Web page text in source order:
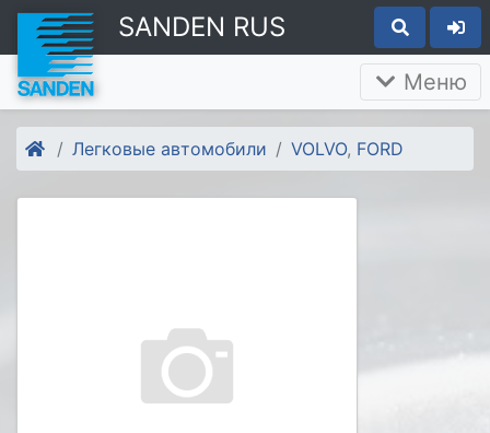
SANDEN RUS
Меню
Легковые автомобили VOLVO, FORD